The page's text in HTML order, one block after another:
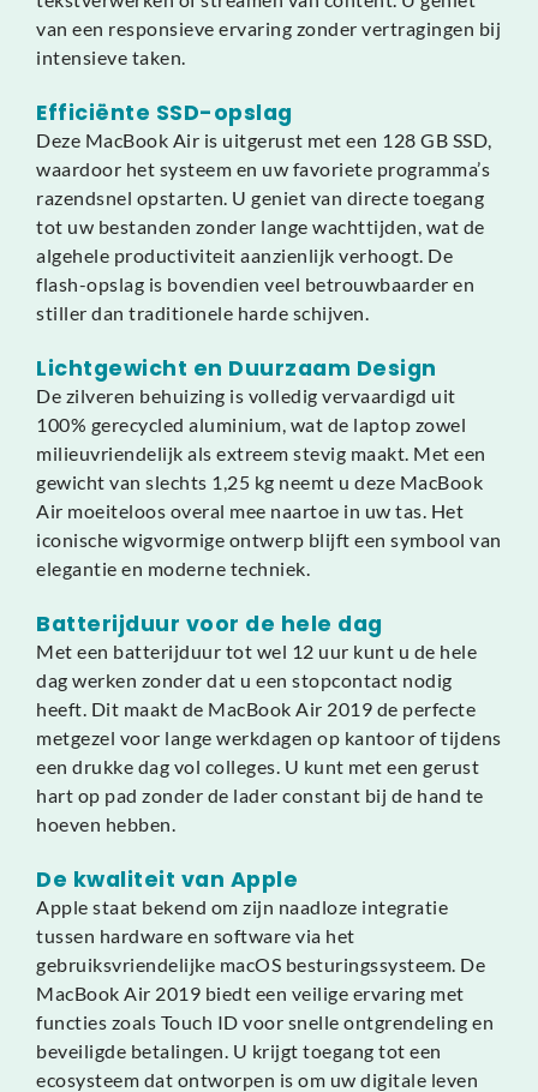
van een responsieve ervaring zonder vertragingen bij
intensieve taken.
Efficiënte SSD-opslag
Deze MacBook Air is uitgerust met een 128 GB SSD,
waardoor het systeem en uw favoriete programma’s
razendsnel opstarten. U geniet van directe toegang
tot uw bestanden zonder lange wachttijden, wat de
algehele productiviteit aanzienlijk verhoogt. De
flash-opslag is bovendien veel betrouwbaarder en
stiller dan traditionele harde schijven.
Lichtgewicht en Duurzaam Design
De zilveren behuizing is volledig vervaardigd uit
100% gerecycled aluminium, wat de laptop zowel
milieuvriendelijk als extreem stevig maakt. Met een
gewicht van slechts 1,25 kg neemt u deze MacBook
Air moeiteloos overal mee naartoe in uw tas. Het
iconische wigvormige ontwerp blijft een symbool van
elegantie en moderne techniek.
Batterijduur voor de hele dag
Met een batterijduur tot wel 12 uur kunt u de hele
dag werken zonder dat u een stopcontact nodig
heeft. Dit maakt de MacBook Air 2019 de perfecte
metgezel voor lange werkdagen op kantoor of tijdens
een drukke dag vol colleges. U kunt met een gerust
hart op pad zonder de lader constant bij de hand te
hoeven hebben.
De kwaliteit van Apple
Apple staat bekend om zijn naadloze integratie
tussen hardware en software via het
gebruiksvriendelijke macOS besturingssysteem. De
MacBook Air 2019 biedt een veilige ervaring met
functies zoals Touch ID voor snelle ontgrendeling en
beveiligde betalingen. U krijgt toegang tot een
ecosysteem dat ontworpen is om uw digitale leven